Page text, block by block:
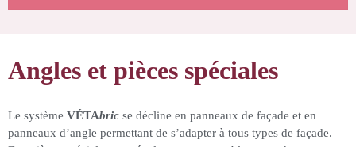
Angles et pièces spéciales
Le système VÉTAbric se décline en panneaux de façade et en
panneaux d’angle permettant de s’adapter à tous types de façade.